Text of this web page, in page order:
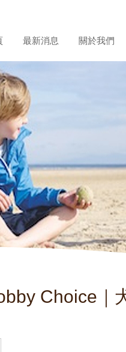
關於我們
最新消息
Choice｜